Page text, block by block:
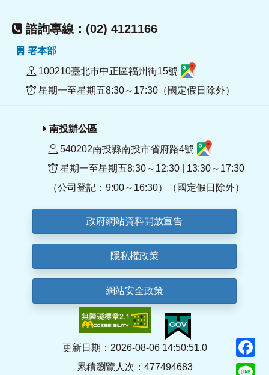
諮詢專線：(02) 4121166
署本部
100210臺北市中正區福州街15號
星期一至星期五8:30～17:30（國定假日除外）
南投辦公區
540202南投縣南投市省府路4號
星期一至星期五8:30～12:30 | 13:30～17:30
（公司登記：9:00～16:30）（國定假日除外）
政府網站資料開放宣告
隱私權政策
網站安全政策
更新日期：2026-08-06 14:50:51.0
累積瀏覽人次：477494683